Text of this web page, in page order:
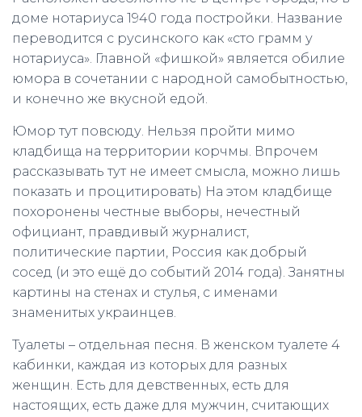
доме нотариуса 1940 года постройки. Название
переводится с русинского как «сто грамм у
нотариуса». Главной «фишкой» является обилие
юмора в сочетании с народной самобытностью,
и конечно же вкусной едой.
Юмор тут повсюду. Нельзя пройти мимо
кладбища на территории корчмы. Впрочем
рассказывать тут не имеет смысла, можно лишь
показать и процитировать) На этом кладбище
похоронены честные выборы, нечестный
официант, правдивый журналист,
политические партии, Россия как добрый
сосед (и это ещё до событий 2014 года). Занятны
картины на стенах и стулья, с именами
знаменитых украинцев.
Туалеты – отдельная песня. В женском туалете 4
кабинки, каждая из которых для разных
женщин. Есть для девственных, есть для
настоящих, есть даже для мужчин, считающих